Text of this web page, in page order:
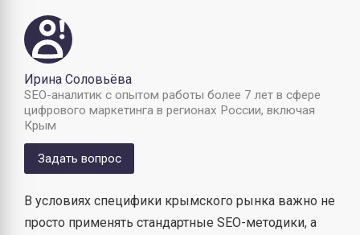
Ирина Соловьёва
SEO-аналитик с опытом работы более 7 лет в сфере
цифрового маркетинга в регионах России, включая
Крым
Задать вопрос
В условиях специфики крымского рынка важно не
просто применять стандартные SEO-методики, а